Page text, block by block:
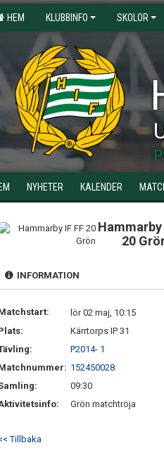
HEM KLUBBINFO SKOLOR
NYHETER KALENDER
Hammarby
20
INFORMATION
lör 02 maj, 10:15
Kärrtorps IP 31
P2014- 1
152450028
09:30
Grön matchtröja
Tillbaka